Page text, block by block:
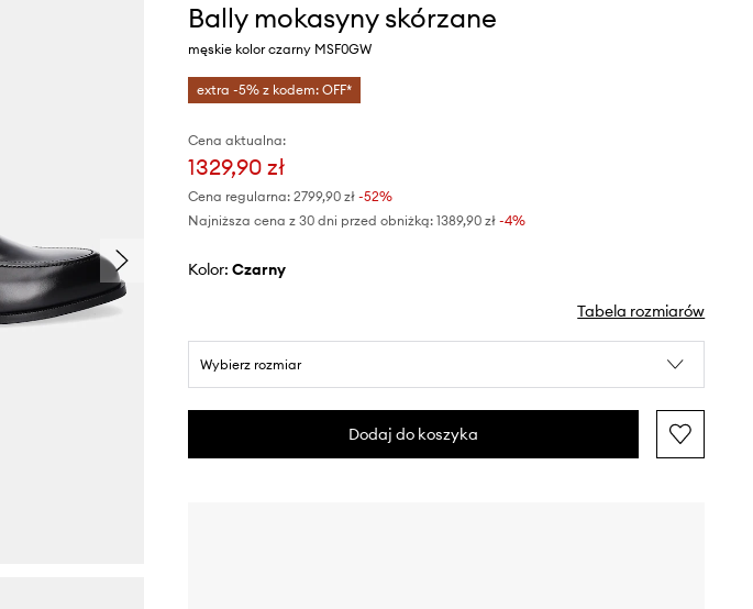
Bally mokasyny skórzane
męskie kolor czarny MSF0GW
extra -5% z kodem: OFF*
Cena aktualna:
1329,90 zł
Cena regularna: 2799,90 zł-52%
Najniższa cena z 30 dni przed obniżką: 1389,90 zł -4%
Kolor: czarny
Tabela rozmiarów
Wybierz rozmiar
Dodaj do koszyka